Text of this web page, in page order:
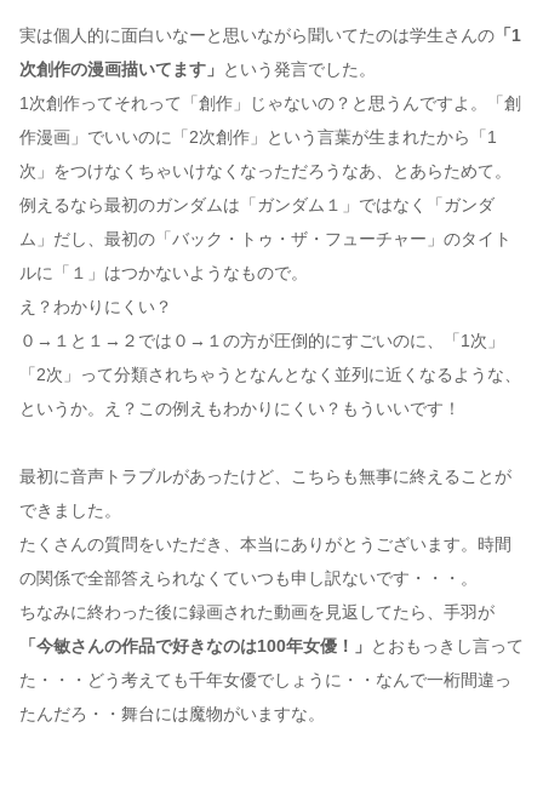
実は個人的に面白いなーと思いながら聞いてたのは学生さんの 「1
次創作の漫画描いてます」 という発言でした。
1次創作ってそれって「創作」じゃないの？と思うんですよ。「創
作漫画」でいいのに「2次創作」という言葉が生まれたから「1
次」をつけなくちゃいけなくなっただろうなあ、とあらためて。
例えるなら最初のガンダムは「ガンダム１」ではなく「ガンダ
ム」だし、最初の「バック・トゥ・ザ・フューチャー」のタイト
ルに「１」はつかないようなもので。
え？わかりにくい？
０→１と１→２では０→１の方が圧倒的にすごいのに、「1次」
「2次」って分類されちゃうとなんとなく並列に近くなるような、
というか。え？この例えもわかりにくい？もういいです！
最初に音声トラブルがあったけど、こちらも無事に終えることが
できました。
たくさんの質問をいただき、本当にありがとうございます。時間
の関係で全部答えられなくていつも申し訳ないです・・・。
ちなみに終わった後に録画された動画を見返してたら、手羽が
「今敏さんの作品で好きなのは100年女優！」 とおもっきし言って
た・・・どう考えても千年女優でしょうに・・なんで一桁間違っ
たんだろ・・舞台には魔物がいますな。